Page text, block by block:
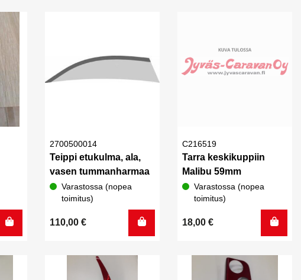
2700500014
Teippi etukulma, ala,
vasen tummanharmaa
Varastossa (nopea
toimitus)
110,00 €
C216519
Tarra keskikuppiin
Malibu 59mm
Varastossa (nopea
toimitus)
18,00 €